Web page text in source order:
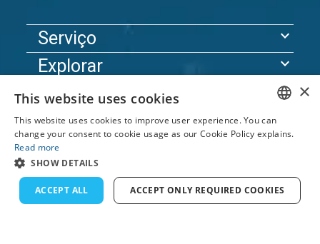
Serviço expand_more
Explorar expand_more
Apoio expand_more
© 2026 TomsCatch Charters & Guides S.L. Todos os
direitos reservados.
ENGLISH
DUTCH
GERMAN
×
This website uses cookies
This website uses cookies to improve user experience. You can
change your consent to cookie usage as our Cookie Policy explains.
Read more
SHOW DETAILS
ACCEPT ALL ACCEPT ONLY REQUIRED COOKIES